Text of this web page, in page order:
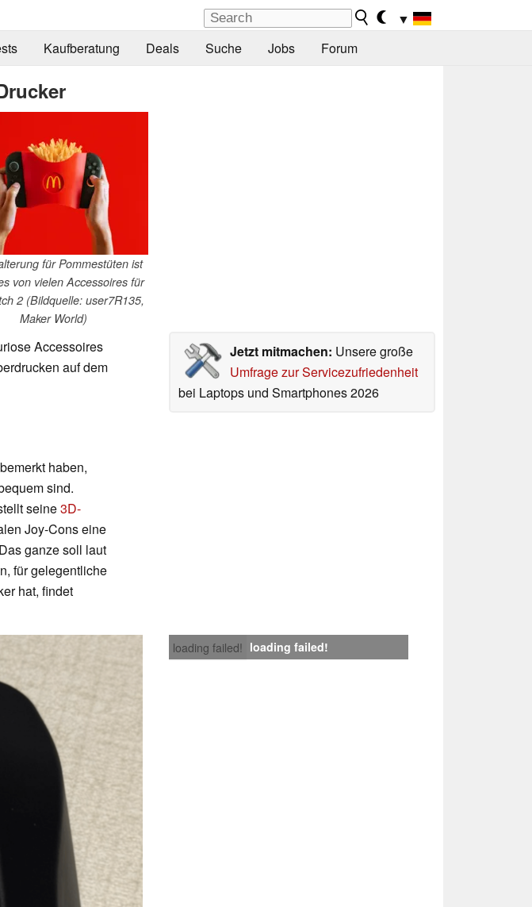
▼
Kaufberatung Deals Suche Jobs Forum
für Pommestüten ist
von vielen Accessoires für
2 (Bildquelle: user7R135,
Maker World)
Jetzt mitmachen: Unsere große
Umfrage zur Servicezufriedenheit
bei Laptops und Smartphones 2026
Accessoires
auf dem
haben,
sind.
seine3D-
Joy-Cons eine
ganze soll laut
für gelegentliche
hat, findet
loading failed! loading failed!